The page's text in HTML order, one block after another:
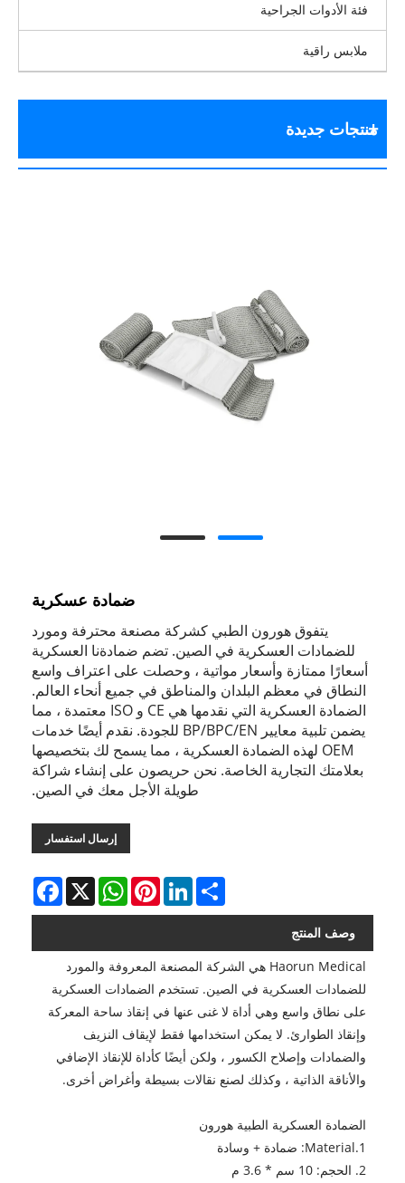
فئة الأدوات الجراحية
ملابس راقية
منتجات جديدة
ضمادة عسكرية
يتفوق هورون الطبي كشركة مصنعة محترفة ومورد
للضمادات العسكرية في الصين. تضم ضمادةنا العسكرية
أسعارًا ممتازة وأسعار مواتية ، وحصلت على اعتراف واسع
النطاق في معظم البلدان والمناطق في جميع أنحاء العالم.
الضمادة العسكرية التي نقدمها هي CE و ISO معتمدة ، مما
يضمن تلبية معايير BP/BPC/EN للجودة. نقدم أيضًا خدمات
OEM لهذه الضمادة العسكرية ، مما يسمح لك بتخصيصها
بعلامتك التجارية الخاصة. نحن حريصون على إنشاء شراكة
طويلة الأجل معك في الصين.
إرسال استفسار
Facebook X
WhatsAppPinterestLinkedInShare
وصف المنتج
Haorun Medical هي الشركة المصنعة المعروفة والمورد
للضمادات العسكرية في الصين. تستخدم الضمادات العسكرية
على نطاق واسع وهي أداة لا غنى عنها في إنقاذ ساحة المعركة
وإنقاذ الطوارئ. لا يمكن استخدامها فقط لإيقاف النزيف
والضمادات وإصلاح الكسور ، ولكن أيضًا كأداة للإنقاذ الإضافي
والأناقة الذاتية ، وكذلك لصنع نقالات بسيطة وأغراض أخرى.
الضمادة العسكرية الطبية هورون
1.Material: ضمادة + وسادة
2. الحجم: 10 سم * 3.6 م